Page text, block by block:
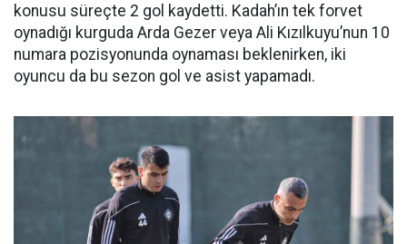
konusu süreçte 2 gol kaydetti. Kadah’ın tek forvet
oynadığı kurguda Arda Gezer veya Ali Kızılkuyu’nun 10
numara pozisyonunda oynaması beklenirken, iki
oyuncu da bu sezon gol ve asist yapamadı.